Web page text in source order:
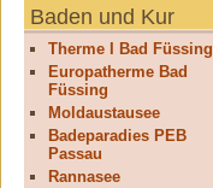
Baden und Kur
Therme I Bad Füssing
Europatherme Bad
Füssing
Moldaustausee
Badeparadies PEB
Passau
Rannasee